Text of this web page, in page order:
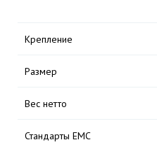
Крепление
Размер
Вес нетто
Стандарты EMC